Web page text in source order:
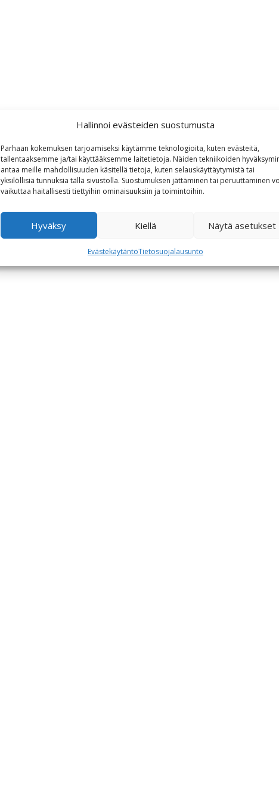
Hallinnoi evästeiden suostumusta
Parhaan kokemuksen tarjoamiseksi käytämme teknologioita, kuten evästeitä,
tallentaaksemme ja/tai käyttääksemme laitetietoja. Näiden tekniikoiden
antaa meille mahdollisuuden käsitellä tietoja, kuten selauskäyttäytymistä tai
yksilöllisiä tunnuksia tällä sivustolla. Suostumuksen jättäminen tai peruuttaminen
vaikuttaa haitallisesti tiettyihin ominaisuuksiin ja toimintoihin.
Hyväksy Kiellä Näytä asetukset
EvästekäytäntöTietosuojalausunto